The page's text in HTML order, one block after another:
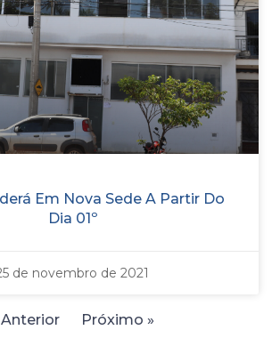
Em Nova Sede A Partir Do
Dia 01º
de novembro de 2021
Anterior Próximo »